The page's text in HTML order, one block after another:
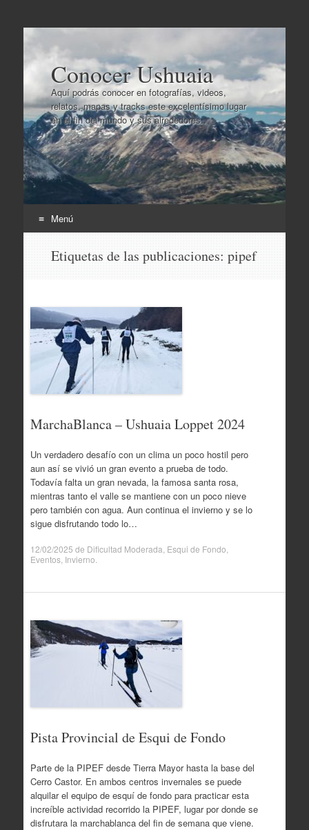
Conocer Ushuaia
Aquí podrás conocer en fotografías, videos,
relatos, mapas y tracks este excelentísimo lugar
en el fin del mundo y sus alrededores..
Menú
Etiquetas de las publicaciones: pipef
MarchaBlanca – Ushuaia Loppet 2024
Un verdadero desafío con un clima un poco hostil pero
aun así se vivió un gran evento a prueba de todo.
Todavía falta un gran nevada, la famosa santa rosa,
mientras tanto el valle se mantiene con un poco nieve
pero también con agua. Aun continua el invierno y se lo
sigue disfrutando todo lo…
12/02/2025 de Dificultad Moderada Esqui de Fondo
Eventos, Invierno
Pista Provincial de Esqui de Fondo
Parte de la PIPEF desde Tierra Mayor hasta la base del
Cerro Castor. En ambos centros invernales se puede
alquilar el equipo de esquí de fondo para practicar esta
increíble actividad recorrido la PIPEF, lugar por donde se
disfrutara la marchablanca del fin de semana que viene.